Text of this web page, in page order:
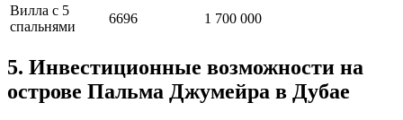
Вилла с 5
спальнями
6696 1 700 000
5. Инвестиционные возможности на
острове Пальма Джумейра в Дубае